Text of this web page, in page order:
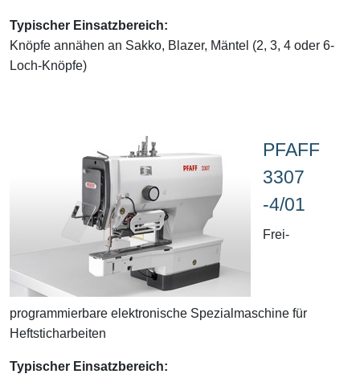
Typischer Einsatzbereich:
Knöpfe annähen an Sakko, Blazer, Mäntel (2, 3, 4 oder 6-
Loch-Knöpfe)
PFAFF
3307
-4/01
Frei-
programmierbare elektronische Spezialmaschine für
Heftsticharbeiten
Typischer Einsatzbereich: